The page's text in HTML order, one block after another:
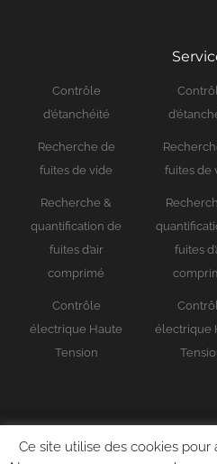
Contrôle
d’étanchéité
Recherche de
fuites de vide
Recherche &
quantification de
fuites d’air
comprimé
Contrôle
électrique Haute
Tension
fuites de
fuites
électrique
© 2026 -
Ce site utilise des cookies